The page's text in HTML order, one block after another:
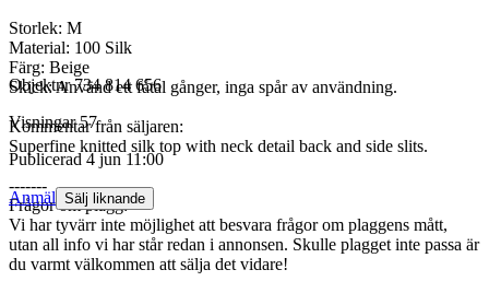
Storlek: M
Material: 100 Silk
Färg: Beige
Skick: Använd ett fåtal gånger, inga spår av användning.
Kommentar från säljaren:
Superfine knitted silk top with neck detail back and side slits.
-------
Frågor om plagg:
Vi har tyvärr inte möjlighet att besvara frågor om plaggens mått,
utan all info vi har står redan i annonsen. Skulle plagget inte passa är
du varmt välkommen att sälja det vidare!
Objektnr 734 814 656
Visningar 57
Publicerad 4 jun 11:00
Anmäl Sälj liknande